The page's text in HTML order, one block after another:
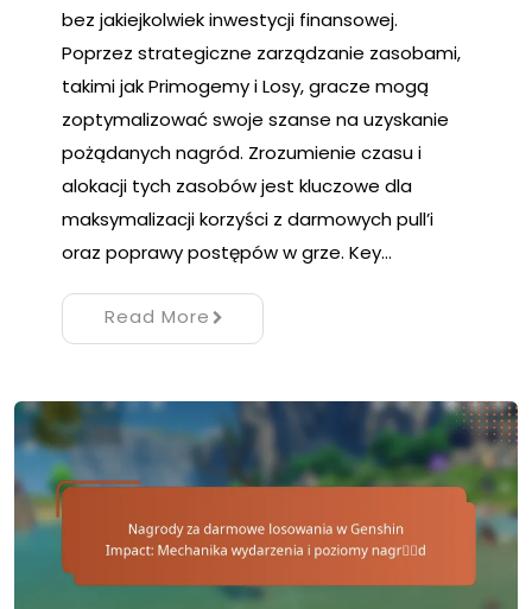
bez jakiejkolwiek inwestycji finansowej.
Poprzez strategiczne zarządzanie zasobami,
takimi jak Primogemy i Losy, gracze mogą
zoptymalizować swoje szanse na uzyskanie
pożądanych nagród. Zrozumienie czasu i
alokacji tych zasobów jest kluczowe dla
maksymalizacji korzyści z darmowych pull’i
oraz poprawy postępów w grze. Key…
Read More